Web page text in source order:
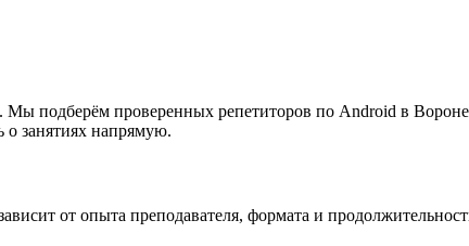
Мы подберём проверенных репетиторов по Android в
о занятиях напрямую.
от опыта преподавателя, формата и